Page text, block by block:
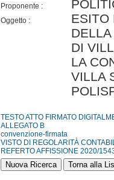
Proponente :
Oggetto :
ESITO
DI
LA
VILLA
TESTO ATTO FIRMATO
ALLEGATO B
convenzione-firmata
VISTO DI REGOLARITÀ
REFERTO AFFISSIONE 2020/